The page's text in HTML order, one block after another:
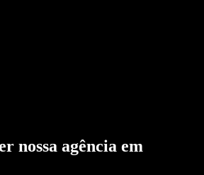
nossa agência em